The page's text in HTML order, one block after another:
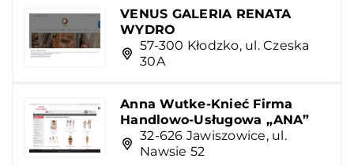
VENUS GALERIA RENATA
WYDRO
57-300 Kłodzko, ul. Czeska
30A
Anna Wutke-Knieć Firma
Handlowo-Usługowa „ANA”
32-626 Jawiszowice, ul.
Nawsie 52